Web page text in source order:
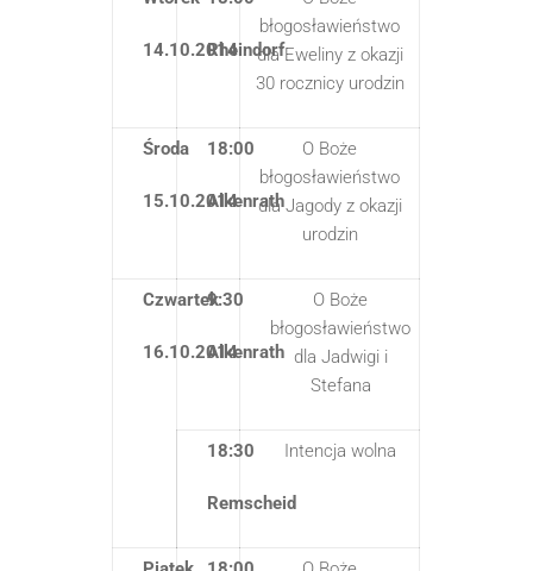
14.10.2014Rheindorf
błogosławieństwo
dla Eweliny z okazji
30 rocznicy urodzin
Środa
15.10.2014
18:00
Alkenrath
O Boże
błogosławieństwo
dla Jagody z okazji
urodzin
Czwartek
16.10.2014
9:30
Alkenrath
O Boże
błogosławieństwo
dla Jadwigi i
Stefana
18:30
Remscheid
Intencja wolna